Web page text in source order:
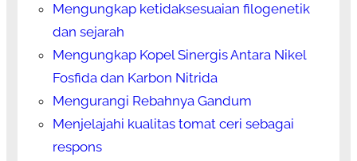
Mengungkap ketidaksesuaian filogenetik
dan sejarah
Mengungkap Kopel Sinergis Antara Nikel
Fosfida dan Karbon Nitrida
Mengurangi Rebahnya Gandum
Menjelajahi kualitas tomat ceri sebagai
respons